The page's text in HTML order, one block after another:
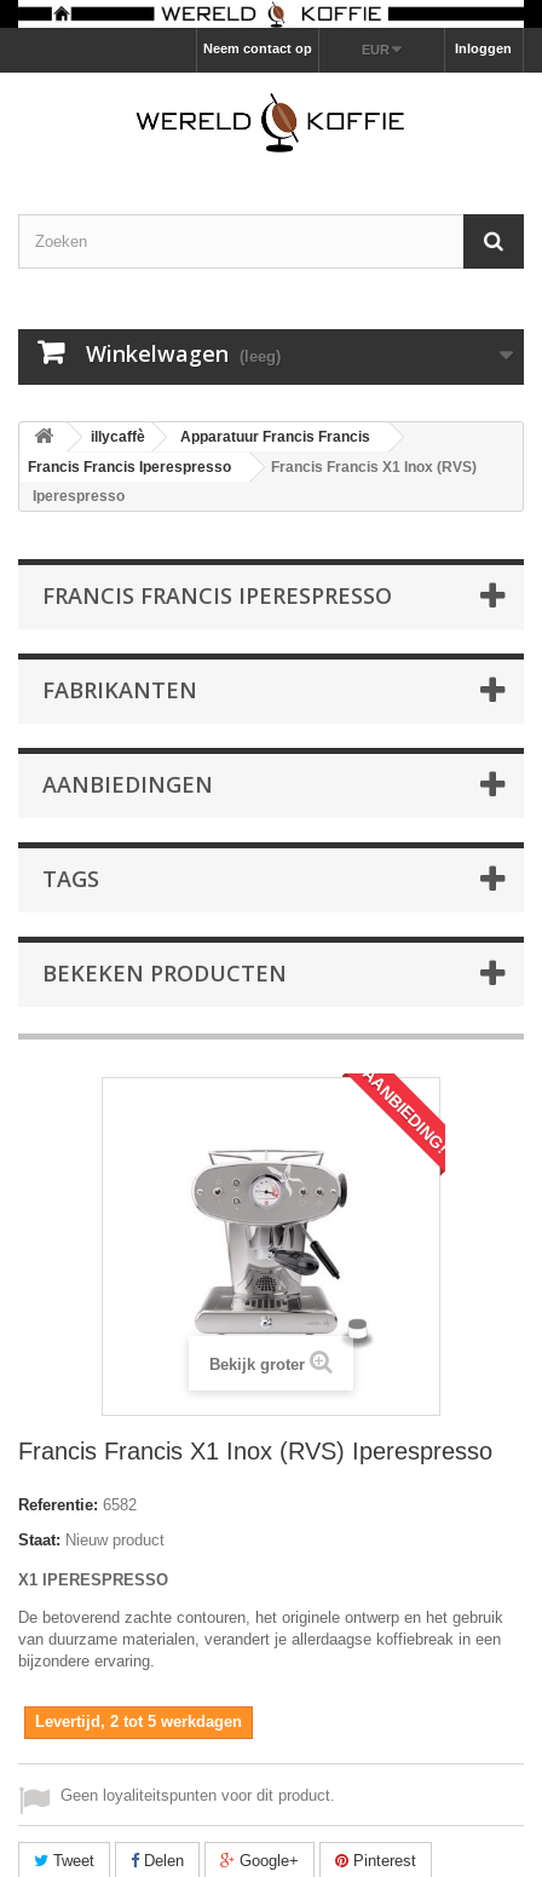
Inloggen
EUR
Neem contact op
Winkelwagen (leeg)
illycaffè
Apparatuur Francis Francis
Francis Francis Iperespresso
Francis Francis X1 Inox (RVS)
Iperespresso
FRANCIS FRANCIS IPERESPRESSO
FABRIKANTEN
AANBIEDINGEN
TAGS
BEKEKEN PRODUCTEN
AANBIEDING!
Bekijk groter
Francis Francis X1 Inox (RVS) Iperespresso
Referentie: 6582
Staat: Nieuw product
X1 IPERESPRESSO
De betoverend zachte contouren, het originele ontwerp en het gebruik
van duurzame materialen, verandert je allerdaagse koffiebreak in een
bijzondere ervaring.
Levertijd, 2 tot 5 werkdagen
Geen loyaliteitspunten voor dit product.
Tweet Delen Google+ Pinterest